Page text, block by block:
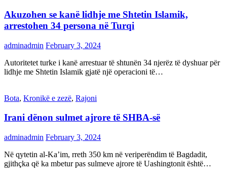
Akuzohen se kanë lidhje me Shtetin Islamik,
arrestohen 34 persona në Turqi
adminadmin February 3, 2024
Autoritetet turke i kanë arrestuar të shtunën 34 njerëz të dyshuar për
lidhje me Shtetin Islamik gjatë një operacioni të…
Bota, Kronikë e zezë, Rajoni
Irani dënon sulmet ajrore të SHBA-së
adminadmin February 3, 2024
Në qytetin al-Ka’im, rreth 350 km në veriperëndim të Bagdadit,
gjithçka që ka mbetur pas sulmeve ajrore të Uashingtonit është…